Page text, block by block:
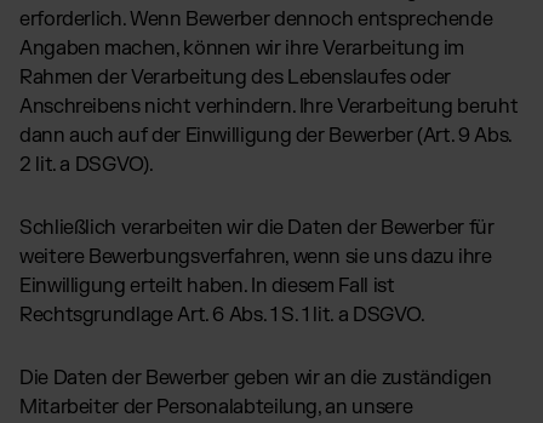
erforderlich. Wenn Bewerber dennoch entsprechende
Angaben machen, können wir ihre Verarbeitung im
Rahmen der Verarbeitung des Lebenslaufes oder
Anschreibens nicht verhindern. Ihre Verarbeitung beruht
dann auch auf der Einwilligung der Bewerber (Art. 9 Abs.
2 lit. a DSGVO).
Schließlich verarbeiten wir die Daten der Bewerber für
weitere Bewerbungsverfahren, wenn sie uns dazu ihre
Einwilligung erteilt haben. In diesem Fall ist
Rechtsgrundlage Art. 6 Abs. 1 S. 1 lit. a DSGVO.
Die Daten der Bewerber geben wir an die zuständigen
Mitarbeiter der Personalabteilung, an unsere